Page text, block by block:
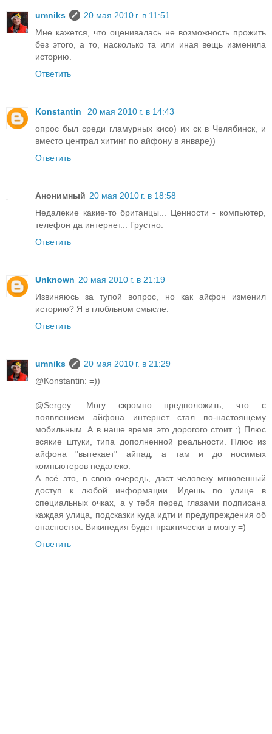
umniks
20 мая 2010 г. в 11:51
Мне кажется, что оценивалась не возможность прожить
без этого, а то, насколько та или иная вещь изменила
историю.
Ответить
Konstantin
20 мая 2010 г. в 14:43
опрос был среди гламурных кисо) их ск в Челябинск, и
вместо централ хитинг по айфону в январе))
Ответить
Анонимный 20 мая 2010 г. в 18:58
Недалекие какие-то британцы... Ценности - компьютер,
телефон да интернет... Грустно.
Ответить
Unknown 20 мая 2010 г. в 21:19
Извиняюсь за тупой вопрос, но как айфон изменил
историю? Я в глобльном смысле.
Ответить
umniks
20 мая 2010 г. в 21:29
@Konstantin: =))
@Sergey: Могу скромно предположить, что с
появлением айфона интернет стал по-настоящему
мобильным. А в наше время это дорогого стоит :) Плюс
всякие штуки, типа дополненной реальности. Плюс из
айфона "вытекает" айпад, а там и до носимых
компьютеров недалеко.
А всё это, в свою очередь, даст человеку мгновенный
доступ к любой информации. Идешь по улице в
специальных очках, а у тебя перед глазами подписана
каждая улица, подсказки куда идти и предупреждения об
опасностях. Википедия будет практически в мозгу =)
Ответить